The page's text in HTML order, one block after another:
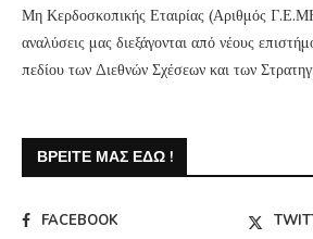
Μη Κερδοσκοπικής Εταιρίας (Αριθμός
αναλύσεις μας διεξάγονται από νέους
πεδίου των Διεθνών Σχέσεων και των
ΒΡΕΊΤΕ ΜΑΣ ΕΔΏ !
FACEBOOK